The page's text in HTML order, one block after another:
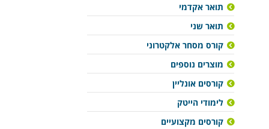
תואר אקדמי
תואר שני
קורס מסחר אלקטרוני
מוצרים נוספים
קורסים אונליין
לימודי הייטק
קורסים מקצועיים